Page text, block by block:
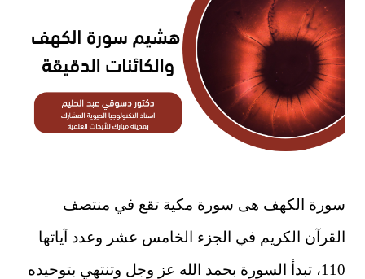
سورة الكهف هى سورة مكية تقع في منتصف
القرآن الكريم في الجزء الخامس عشر وعدد آياتها
110، تبدأ السورة بحمد الله عز وجل وتنتهي بتوحيده